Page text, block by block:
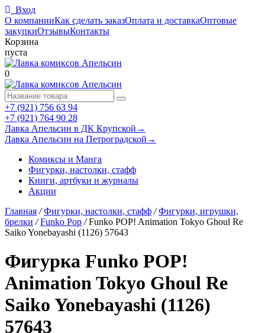
Вход
О компанииКак сделать заказОплата и доставкаОптовые
закупкиОтзывыКонтакты
Корзина
пуста
0
+7 (921) 756 63 94
+7 (921) 764 90 28
Лавка Апельсин в ДК Крупской →
Лавка Апельсин на Петроградской →
Комиксы и Манга
Фигурки, настолки, стафф
Книги, артбуки и журналы
Акции
Главная / Фигурки, настолки, стафф / Фигурки, игрушки,
брелки / Funko Pop / Funko POP! Animation Tokyo Ghoul Re
Saiko Yonebayashi (1126) 57643
Фигурка Funko POP!
Animation Tokyo Ghoul Re
Saiko Yonebayashi (1126)
57643